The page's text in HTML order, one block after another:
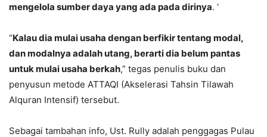
mengelola sumber daya yang ada pada dirinya. ‘
“Kalau dia mulai usaha dengan berfikir tentang modal,
dan modalnya adalah utang, berarti dia belum pantas
untuk mulai usaha berkah,” tegas penulis buku dan
penyusun metode ATTAQI (Akselerasi Tahsin Tilawah
Alquran Intensif) tersebut.
Sebagai tambahan info, Ust. Rully adalah penggagas Pulau